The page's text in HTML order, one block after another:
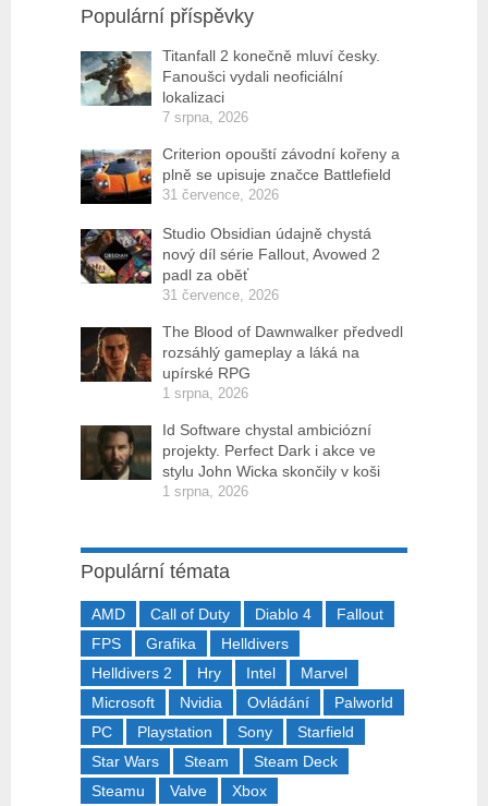
Populární příspěvky
Titanfall 2 konečně mluví česky.
Fanoušci vydali neoficiální
lokalizaci
7 srpna, 2026
Criterion opouští závodní kořeny a
plně se upisuje značce Battlefield
31 července, 2026
Studio Obsidian údajně chystá
nový díl série Fallout, Avowed 2
padl za oběť
31 července, 2026
The Blood of Dawnwalker předvedl
rozsáhlý gameplay a láká na
upírské RPG
1 srpna, 2026
Id Software chystal ambiciózní
projekty. Perfect Dark i akce ve
stylu John Wicka skončily v koši
1 srpna, 2026
Populární témata
AMD Call of Duty Diablo 4
Fallout
FPS
Grafika
Helldivers
Helldivers 2
Hry Intel
Marvel
Microsoft
Nvidia Ovládání
Palworld
PC
Playstation Sony
Starfield
Star Wars
Steam
Steam Deck
Steamu
Valve Xbox